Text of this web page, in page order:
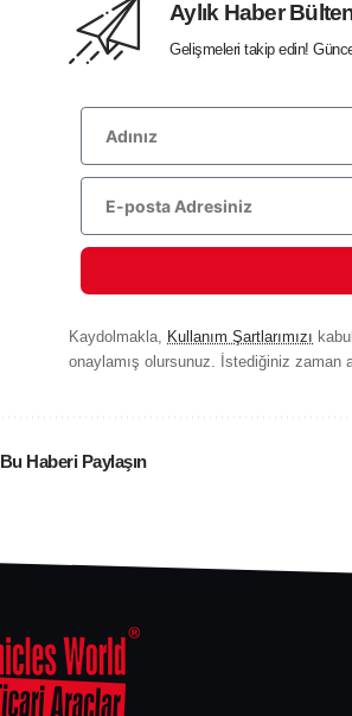
Aylık Haber
Gelişmeleri takip edin!
Kaydolmakla, Kullanım Şartlarımızı
onaylamış olursunuz. İstediğiniz zaman
Bu Haberi Paylaşın